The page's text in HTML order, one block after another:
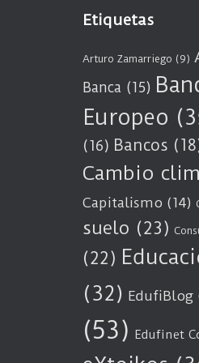
Etiquetas
Arturo Zamarriego (9)
Banca (15)
Europeo
(16) Bancos
Cambio
Capitalismo (14)
suelo (23)
(22)
(32) EdufiBlog
(53) Edufinet